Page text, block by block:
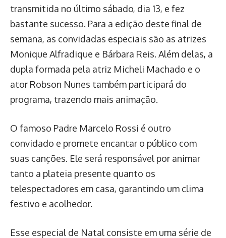
transmitida no último sábado, dia 13, e fez
bastante sucesso. Para a edição deste final de
semana, as convidadas especiais são as atrizes
Monique Alfradique e Bárbara Reis. Além delas, a
dupla formada pela atriz Micheli Machado e o
ator Robson Nunes também participará do
programa, trazendo mais animação.
O famoso Padre Marcelo Rossi é outro
convidado e promete encantar o público com
suas canções. Ele será responsável por animar
tanto a plateia presente quanto os
telespectadores em casa, garantindo um clima
festivo e acolhedor.
Esse especial de Natal consiste em uma série de